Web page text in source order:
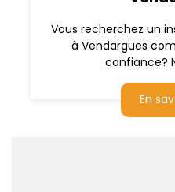
Vous recherchez un
à Vendargues
confiance?
En